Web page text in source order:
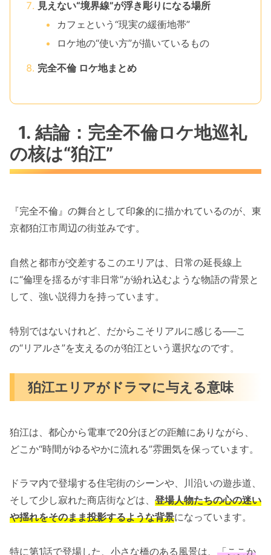
見えない“境界線”が浮き彫りになる場所
カフェという“現実の緩衝地帯”
ロケ地の“使い方”が描いているもの
完全不倫 ロケ地まとめ
1. 結論：完全不倫ロケ地巡礼
の核は“狛江”
『完全不倫』の舞台として印象的に描かれているのが、東
京都狛江市周辺の街並みです。
自然と都市が交差するこのエリアは、日常の延長線上
に“倫理を揺るがす非日常”が紛れ込むような物語の背景と
して、強い説得力を持っています。
特別ではないけれど、だからこそリアルに感じる──こ
の“リアルさ”を支えるのが狛江という選択なのです。
狛江エリアがドラマに与える意味
狛江は、都心から電車で20分ほどの距離にありながら、
どこか“時間がゆるやかに流れる”雰囲気を保っています。
ドラマ内で登場する住宅街のシーンや、川沿いの遊歩道、
そして少し寂れた商店街などは、 登場人物たちの心の迷い
や揺れをそのまま投影するような背景になっています。
特に第1話で登場した、小さな橋のある風景は、 「ここか